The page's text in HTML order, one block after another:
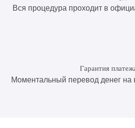
Вся процедура проходит в
Гарантия
Моментальный перевод денег на